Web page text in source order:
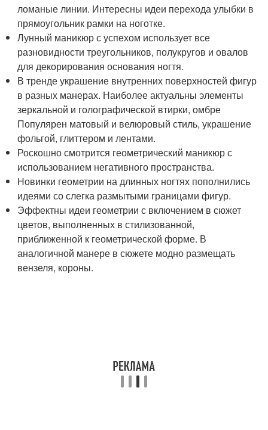
ломаные линии. Интересны идеи перехода улыбки в
прямоугольник рамки на ноготке.
Лунный маникюр с успехом использует все
разновидности треугольников, полукругов и овалов
для декорирования основания ногтя.
В тренде украшение внутренних поверхностей фигур
в разных манерах. Наиболее актуальны элементы
зеркальной и голографической втирки, омбре
Популярен матовый и велюровый стиль, украшение
фольгой, глиттером и лентами.
Роскошно смотрится геометрический маникюр с
использованием негативного пространства.
Новинки геометрии на длинных ногтях пополнились
идеями со слегка размытыми границами фигур.
Эффектны идеи геометрии с включением в сюжет
цветов, выполненных в стилизованной,
приближенной к геометрической форме. В
аналогичной манере в сюжете модно размещать
вензеля, короны.